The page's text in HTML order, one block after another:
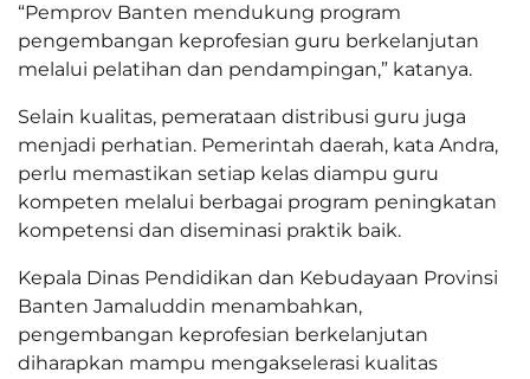
“Pemprov Banten mendukung program
pengembangan keprofesian guru berkelanjutan
melalui pelatihan dan pendampingan,” katanya.
Selain kualitas, pemerataan distribusi guru juga
menjadi perhatian. Pemerintah daerah, kata Andra,
perlu memastikan setiap kelas diampu guru
kompeten melalui berbagai program peningkatan
kompetensi dan diseminasi praktik baik.
Kepala Dinas Pendidikan dan Kebudayaan Provinsi
Banten Jamaluddin menambahkan,
pengembangan keprofesian berkelanjutan
diharapkan mampu mengakselerasi kualitas